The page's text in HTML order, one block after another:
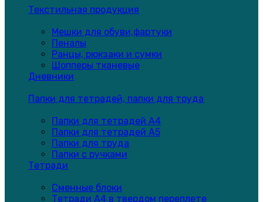
Текстильная продукция
Мешки для обуви,фартуки
Пеналы
Ранцы, рюкзаки и сумки
Шопперы тканевые
Дневники
Папки для тетрадей, папки для труда
Папки для тетрадей А4
Папки для тетрадей А5
Папки для труда
Папки с ручками
Тетради
Сменные блоки
Тетради А4 в твердом переплете